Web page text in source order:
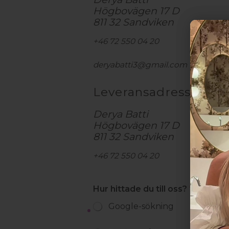
Högbovägen 17 D
811 32 Sandviken
+46 72 550 04 20
deryabatti3@gmail.com
Leveransadress
Derya Batti
Högbovägen 17 D
811 32 Sandviken
+46 72 550 04 20
Hur hittade du till oss? *
Google-sökning